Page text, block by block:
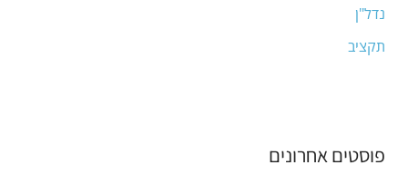
נדל"ן
תקציב
פוסטים אחרונים